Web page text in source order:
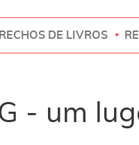
DE LIVROS
- um